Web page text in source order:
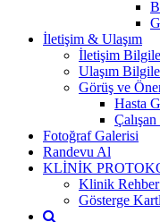
İletişim & Ulaşım
İletişim
Ulaşım
Görüş ve
Hasta
Fotoğraf Galerisi
Randevu Al
KLİNİK
Klinik
Gösterge